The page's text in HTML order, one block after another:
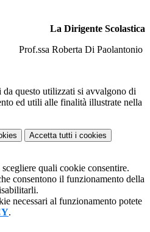
La Dirigente Scolastica
Prof.ssa Roberta Di Paolantonio
questo utilizzati si avvalgono di
ed utili alle finalità illustrate nella
Accetta tutti i cookies
quali cookie consentire.
consentono il funzionamento della
necessari al funzionamento potete
.